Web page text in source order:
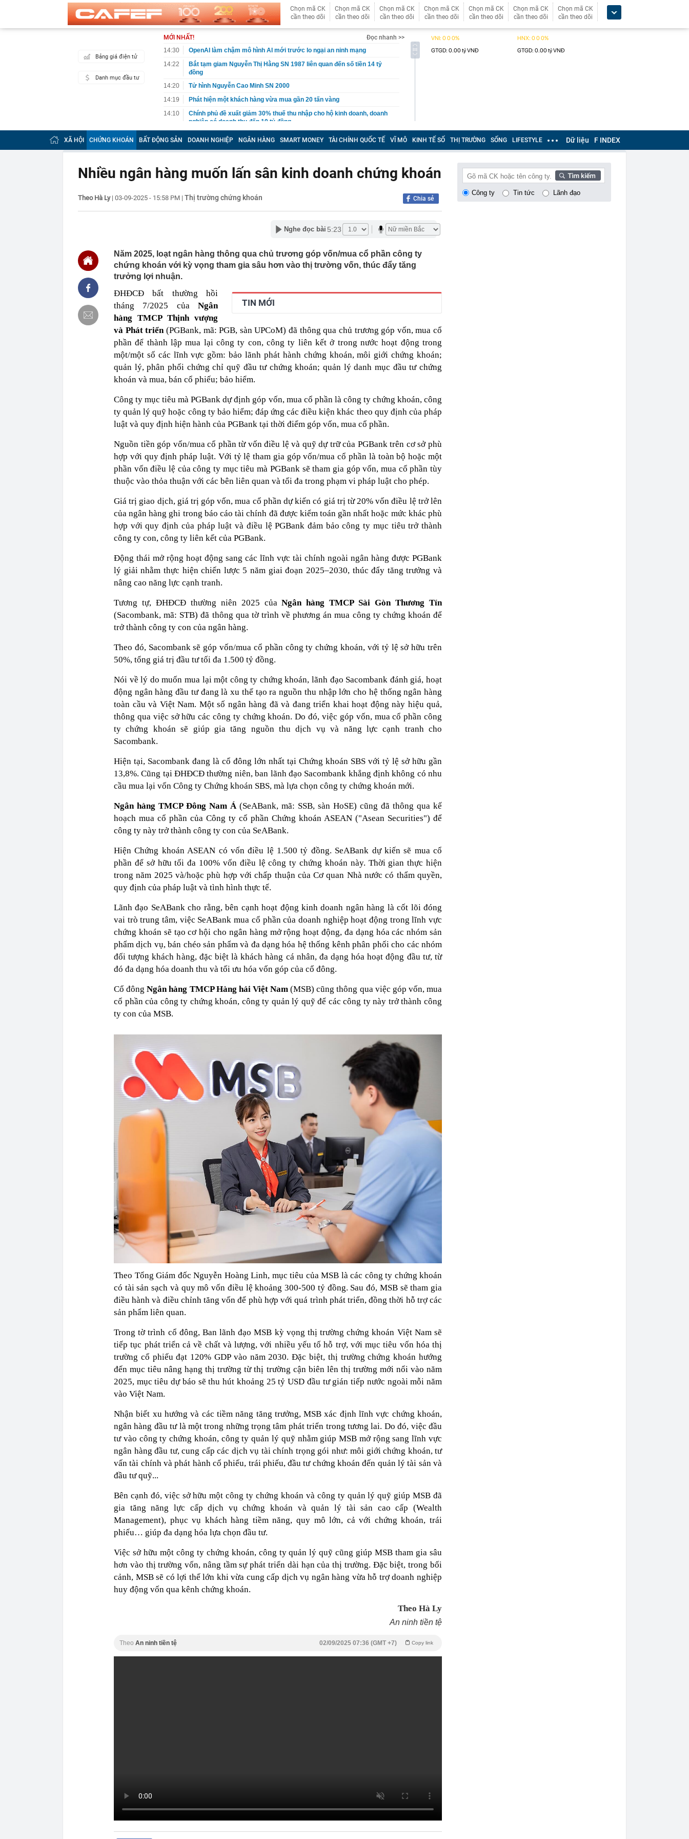
Chọn mã CK
cần theo dõi
Chọn mã CK
cần theo dõi
Chọn mã CK
cần theo dõi
Chọn mã CK
cần theo dõi
Chọn mã CK
cần theo dõi
Chọn mã CK
cần theo dõi
Chọn mã CK
cần theo dõi
Bảng giá điện tử
Danh mục đầu tư
MỚI NHẤT!
Đọc nhanh >>
14:30
OpenAI làm chậm mô hình AI mới trước lo ngại an ninh mạng
14:22
Bắt tạm giam Nguyễn Thị Hằng SN 1987 liên quan đến số tiền 14 tỷ
đồng
14:20
Tử hình Nguyễn Cao Minh SN 2000
14:19
Phát hiện một khách hàng vừa mua gần 20 tấn vàng
14:10
Chính phủ đề xuất giảm 30% thuế thu nhập cho hộ kinh doanh, doanh
nghiệp có doanh thu đến 10 tỷ đồng
14:09
Việt kiều 3 lần lọt top đẹp nhất thế giới: Về Việt Nam làm Á hậu là phụ,
kinh doanh thứ này là chính
độc quyền, đối tác không thể tự quyết định giá
14:04
TPHCM sửa kế hoạch đấu giá 8 lô đất tại Khu đô thị mới Thủ Thiêm
mình
14:00
Công an có cảnh báo quan trọng đến người thường xuyên nhận tiền
Trung Quốc xây siêu đập thủy điện lớn nhất thế giới, gấp 3 lần Tam
Kinh
13:40
Ra ngân hàng chuyển 1,1 tỷ đồng vào tài khoản của chính mình, người
APEC
13:36
Grab bị phạt hơn 1,3 tỷ đồng
13:35
Tình hình hiện tại của Việt Anh - Quỳnh Nga
13:17
Vì sao ngày càng nhiều gia đình thích đặt 1 lọ dầu gió trong nhà vệ
sinh?
13:17
Chiến lược bóp nghẹt lực lượng Ukraine
13:08
Khai thác trái phép titan, Chủ tịch Tập đoàn Hưng Thịnh lãnh 10 năm tù
13:01
Khoan thăm dò, phát hiện bí mật dưới mỏ đa kim loại vàng, bạc - thân
Các nhà khoa học tạo ra virus bằng AI
XÃ HỘI CHỨNG KHOÁN BẤT ĐỘNG SẢN DOANH NGHIỆP NGÂN HÀNG SMART MONEY TÀI CHÍNH QUỐC TẾ VĨ MÔ KINH TẾ SỐ THỊ TRƯỜNG SỐNG LIFESTYLE Dữ liệu F INDEX
Nhiều ngân hàng muốn lấn sân kinh doanh chứng khoán
Theo Hà Ly| 03-09-2025 - 15:58 PM | Thị trường chứng khoán Chia sẻ
Nghe đọc bài 5:23
Năm 2025, loạt ngân hàng thông qua chủ trương góp vốn/mua cổ phần công ty
chứng khoán với kỳ vọng tham gia sâu hơn vào thị trường vốn, thúc đẩy tăng
trưởng lợi nhuận.
TIN MỚI
ĐHĐCĐ bất thường hồi
tháng 7/2025 của Ngân
hàng TMCP Thịnh vượng
và Phát triển(PGBank, mã: PGB, sàn UPCoM) đã thông qua chủ trương góp vốn, mua cổ
phần để thành lập mua lại công ty con, công ty liên kết ở trong nước hoạt động trong
một/một số các lĩnh vực gồm: bảo lãnh phát hành chứng khoán, môi giới chứng khoán;
quản lý, phân phối chứng chỉ quỹ đầu tư chứng khoán; quản lý danh mục đầu tư chứng
khoán và mua, bán cổ phiếu; bảo hiểm.
Công ty mục tiêu mà PGBank dự định góp vốn, mua cổ phần là công ty chứng khoán, công
ty quản lý quỹ hoặc công ty bảo hiểm; đáp ứng các điều kiện khác theo quy định của pháp
luật và quy định hiện hành của PGBank tại thời điểm góp vốn, mua cổ phần.
Nguồn tiền góp vốn/mua cổ phần từ vốn điều lệ và quỹ dự trữ của PGBank trên cơ sở phù
hợp với quy định pháp luật. Với tỷ lệ tham gia góp vốn/mua cổ phần là toàn bộ hoặc một
phần vốn điều lệ của công ty mục tiêu mà PGBank sẽ tham gia góp vốn, mua cổ phần tùy
thuộc vào thỏa thuận với các bên liên quan và tối đa trong phạm vi pháp luật cho phép.
Giá trị giao dịch, giá trị góp vốn, mua cổ phần dự kiến có giá trị từ 20% vốn điều lệ trở lên
của ngân hàng ghi trong báo cáo tài chính đã được kiểm toán gần nhất hoặc mức khác phù
hợp với quy định của pháp luật và điều lệ PGBank đảm bảo công ty mục tiêu trở thành
công ty con, công ty liên kết của PGBank.
Động thái mở rộng hoạt động sang các lĩnh vực tài chính ngoài ngân hàng được PGBank
lý giải nhằm thực hiện chiến lược 5 năm giai đoạn 2025–2030, thúc đẩy tăng trưởng và
nâng cao năng lực cạnh tranh.
Tương tự, ĐHĐCĐ thường niên 2025 củaNgân hàng TMCP Sài Gòn Thương Tín
(Sacombank, mã: STB) đã thông qua tờ trình về phương án mua công ty chứng khoán để
trở thành công ty con của ngân hàng.
Theo đó, Sacombank sẽ góp vốn/mua cổ phần công ty chứng khoán, với tỷ lệ sở hữu trên
50%, tổng giá trị đầu tư tối đa 1.500 tỷ đồng.
Nói về lý do muốn mua lại một công ty chứng khoán, lãnh đạo Sacombank đánh giá, hoạt
động ngân hàng đầu tư đang là xu thế tạo ra nguồn thu nhập lớn cho hệ thống ngân hàng
toàn cầu và Việt Nam. Một số ngân hàng đã và đang triển khai hoạt động này hiệu quả,
thông qua việc sở hữu các công ty chứng khoán. Do đó, việc góp vốn, mua cổ phần công
ty chứng khoán sẽ giúp gia tăng nguồn thu dịch vụ và năng lực cạnh tranh cho
Sacombank.
Hiện tại, Sacombank đang là cổ đông lớn nhất tại Chứng khoán SBS với tỷ lệ sở hữu gần
13,8%. Cũng tại ĐHĐCĐ thường niên, ban lãnh đạo Sacombank khẳng định không có nhu
cầu mua lại vốn Công ty Chứng khoán SBS, mà lựa chọn công ty chứng khoán mới.
Ngân hàng TMCP Đông Nam Á(SeABank, mã: SSB, sàn HoSE) cũng đã thông qua kế
hoạch mua cổ phần của Công ty cổ phần Chứng khoán ASEAN ("Asean Securities") để
công ty này trở thành công ty con của SeABank.
Hiện Chứng khoán ASEAN có vốn điều lệ 1.500 tỷ đồng. SeABank dự kiến sẽ mua cổ
phần để sở hữu tối đa 100% vốn điều lệ công ty chứng khoán này. Thời gian thực hiện
trong năm 2025 và/hoặc phù hợp với chấp thuận của Cơ quan Nhà nước có thẩm quyền,
quy định của pháp luật và tình hình thực tế.
Lãnh đạo SeABank cho rằng, bên cạnh hoạt động kinh doanh ngân hàng là cốt lõi đóng
vai trò trung tâm, việc SeABank mua cổ phần của doanh nghiệp hoạt động trong lĩnh vực
chứng khoán sẽ tạo cơ hội cho ngân hàng mở rộng hoạt động, đa dạng hóa các nhóm sản
phẩm dịch vụ, bán chéo sản phẩm và đa dạng hóa hệ thống kênh phân phối cho các nhóm
đối tượng khách hàng, đặc biệt là khách hàng cá nhân, đa dạng hóa hoạt động đầu tư, từ
đó đa dạng hóa doanh thu và tối ưu hóa vốn góp của cổ đông.
Cổ đôngNgân hàng TMCP Hàng hải Việt Nam (MSB) cũng thông qua việc góp vốn, mua
cổ phần của công ty chứng khoán, công ty quản lý quỹ để các công ty này trở thành công
ty con của MSB.
Theo Tổng Giám đốc Nguyễn Hoàng Linh, mục tiêu của MSB là các công ty chứng khoán
có tài sản sạch và quy mô vốn điều lệ khoảng 300-500 tỷ đồng. Sau đó, MSB sẽ tham gia
điều hành và điều chỉnh tăng vốn để phù hợp với quá trình phát triển, đồng thời hỗ trợ các
sản phẩm liên quan.
Trong tờ trình cổ đông, Ban lãnh đạo MSB kỳ vọng thị trường chứng khoán Việt Nam sẽ
tiếp tục phát triển cả về chất và lượng, với nhiều yếu tố hỗ trợ, với mục tiêu vốn hóa thị
trường cổ phiếu đạt 120% GDP vào năm 2030. Đặc biệt, thị trường chứng khoán hướng
đến mục tiêu nâng hạng thị trường từ thị trường cận biên lên thị trường mới nổi vào năm
2025, mục tiêu dự báo sẽ thu hút khoảng 25 tỷ USD đầu tư gián tiếp nước ngoài mỗi năm
vào Việt Nam.
Nhận biết xu hướng và các tiềm năng tăng trưởng, MSB xác định lĩnh vực chứng khoán,
ngân hàng đầu tư là một trong những trọng tâm phát triển trong tương lai. Do đó, việc đầu
tư vào công ty chứng khoán, công ty quản lý quỹ nhằm giúp MSB mở rộng sang lĩnh vực
ngân hàng đầu tư, cung cấp các dịch vụ tài chính trọng gói như: môi giới chứng khoán, tư
vấn tài chính và phát hành cổ phiếu, trái phiếu, đầu tư chứng khoán đến quản lý tài sản và
đầu tư quỹ...
Bên cạnh đó, việc sở hữu một công ty chứng khoán và công ty quản lý quỹ giúp MSB đã
gia tăng năng lực cấp dịch vụ chứng khoán và quản lý tài sản cao cấp (Wealth
Management), phục vụ khách hàng tiềm năng, quy mô lớn, cả với chứng khoán, trái
phiếu… giúp đa dạng hóa lựa chọn đầu tư.
Việc sở hữu một công ty chứng khoán, công ty quản lý quỹ cũng giúp MSB tham gia sâu
hơn vào thị trường vốn, nâng tầm sự phát triển dài hạn của thị trường. Đặc biệt, trong bối
cảnh, MSB sẽ có lợi thế lớn khi vừa cung cấp dịch vụ ngân hàng vừa hỗ trợ doanh nghiệp
huy động vốn qua kênh chứng khoán.
Theo Hà Ly
An ninh tiền tệ
Theo An ninh tiền tệ Copy link
02/09/2025 07:36 (GMT +7)
Công ty Tin tức Lãnh đạo